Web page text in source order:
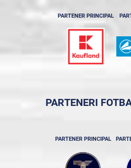
PARTENER PRINCIPAL
PARTENERI
PARTENER PRINCIPAL